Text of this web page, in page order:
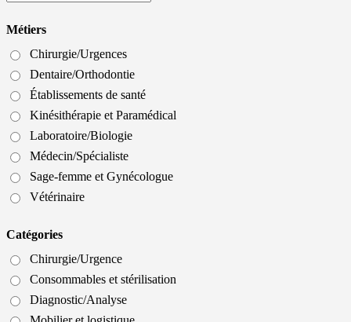
Métiers
Chirurgie/Urgences
Dentaire/Orthodontie
Établissements de santé
Kinésithérapie et Paramédical
Laboratoire/Biologie
Médecin/Spécialiste
Sage-femme et Gynécologue
Vétérinaire
Catégories
Chirurgie/Urgence
Consommables et stérilisation
Diagnostic/Analyse